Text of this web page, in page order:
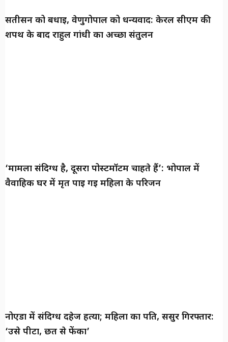
सतीसन को बधाई, वेणुगोपाल को धन्यवाद: केरल सीएम की
शपथ के बाद राहुल गांधी का अच्छा संतुलन
‘मामला संदिग्ध है, दूसरा पोस्टमॉर्टम चाहते हैं’: भोपाल में
वैवाहिक घर में मृत पाई गई महिला के परिजन
नोएडा में संदिग्ध दहेज हत्या; महिला का पति, ससुर गिरफ्तार:
‘उसे पीटा, छत से फेंका’